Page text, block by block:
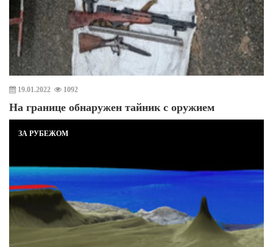
19.01.2022 1092
На границе обнаружен тайник с оружием
ЗА РУБЕЖОМ